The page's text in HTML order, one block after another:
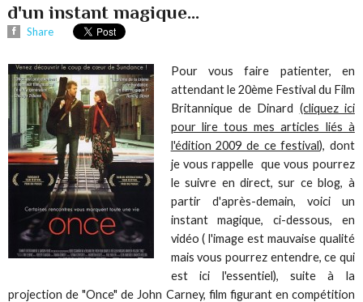
d'un instant magique...
Share
Pour vous faire patienter, en
attendant le 20ème Festival du Film
Britannique de Dinard (cliquez ici
pour lire tous mes articles liés à
l'édition 2009 de ce festival), dont
je vous rappelle que vous pourrez
le suivre en direct, sur ce blog, à
partir d'après-demain, voici un
instant magique, ci-dessous, en
vidéo ( l'image est mauvaise qualité
mais vous pourrez entendre, ce qui
est ici l'essentiel), suite à la
projection de "Once" de John Carney, film figurant en compétition